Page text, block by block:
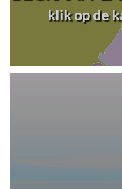
klik op de